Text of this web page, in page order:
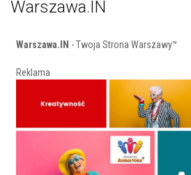
Warszawa.IN
Warszawa.IN - Twoja Strona Warszawy™
Reklama